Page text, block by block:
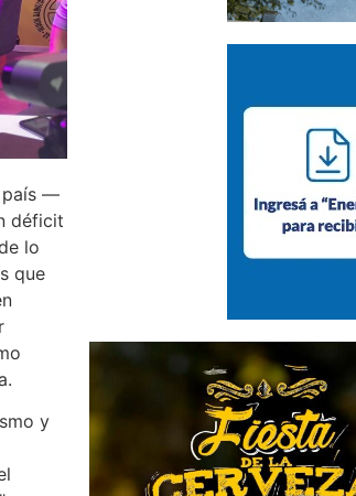
país —
déficit
lo
que
y